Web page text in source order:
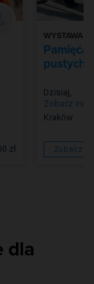
zł
WYSTAWA
Pamięć/
pustych
Dzisiaj
Zobacz inne
Kraków
Zobacz
dla